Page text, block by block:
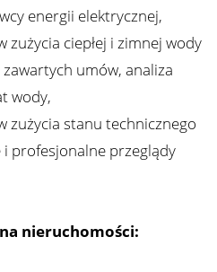
energii elektrycznej,
ciepłej i zimnej wody
umów, analiza
wody,
zużycia stanu technicznego
profesjonalne przeglądy
nieruchomości: